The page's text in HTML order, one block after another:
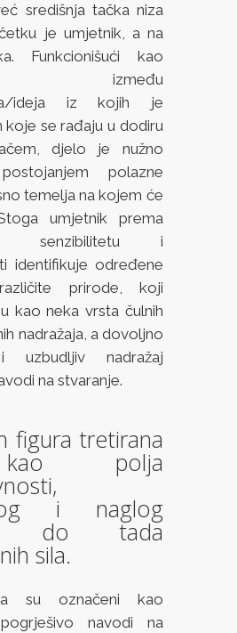
središnja tačka niza
je umjetnik, a na
Funkcionišući kao
između
ideja iz kojih je
koje se rađaju u dodiru
djelo je nužno
polazne
temelja na kojem će
umjetnik prema
senzibilitetu i
identifikuje određene
prirode, koji
kao neka vrsta čulnih
nadražaja, a dovoljno
uzbudljiv nadražaj
na stvaranje.
figura tretirana
polja
i naglog
do tada
sila.
su označeni kao
navodi na